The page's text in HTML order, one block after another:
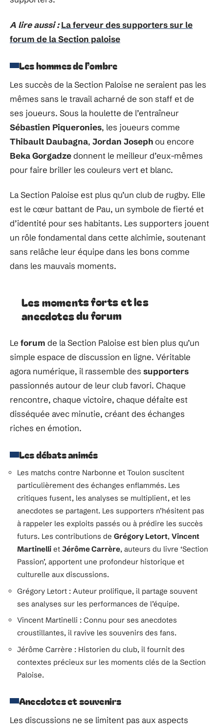
A lire aussi : La ferveur des supporters sur le
forum de la Section paloise
Les hommes de l’ombre
Les succès de la Section Paloise ne seraient pas les
mêmes sans le travail acharné de son staff et de
ses joueurs. Sous la houlette de l’entraîneur
Sébastien Piqueronies, les joueurs comme
Thibault Daubagna, Jordan Josephou encore
Beka Gorgadzedonnent le meilleur d’eux-mêmes
pour faire briller les couleurs vert et blanc.
La Section Paloise est plus qu’un club de rugby. Elle
est le cœur battant de Pau, un symbole de fierté et
d’identité pour ses habitants. Les supporters jouent
un rôle fondamental dans cette alchimie, soutenant
sans relâche leur équipe dans les bons comme
dans les mauvais moments.
Les moments forts et les
anecdotes du forum
Le forum de la Section Paloise est bien plus qu’un
simple espace de discussion en ligne. Véritable
agora numérique, il rassemble des supporters
passionnés autour de leur club favori. Chaque
rencontre, chaque victoire, chaque défaite est
disséquée avec minutie, créant des échanges
riches en émotion.
Les débats animés
Les matchs contre Narbonne et Toulon suscitent
particulièrement des échanges enflammés. Les
critiques fusent, les analyses se multiplient, et les
anecdotes se partagent. Les supporters n’hésitent pas
à rappeler les exploits passés ou à prédire les succès
futurs. Les contributions de Grégory Letort, Vincent
Martinelli et Jérôme Carrère, auteurs du livre ‘Section
Passion’, apportent une profondeur historique et
culturelle aux discussions.
Grégory Letort : Auteur prolifique, il partage souvent
ses analyses sur les performances de l’équipe.
Vincent Martinelli : Connu pour ses anecdotes
croustillantes, il ravive les souvenirs des fans.
Jérôme Carrère : Historien du club, il fournit des
contextes précieux sur les moments clés de la Section
Paloise.
Anecdotes et souvenirs
Les discussions ne se limitent pas aux aspects